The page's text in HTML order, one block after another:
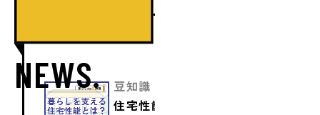
NEWS.
豆知識
住宅性能とは？熊本で良い